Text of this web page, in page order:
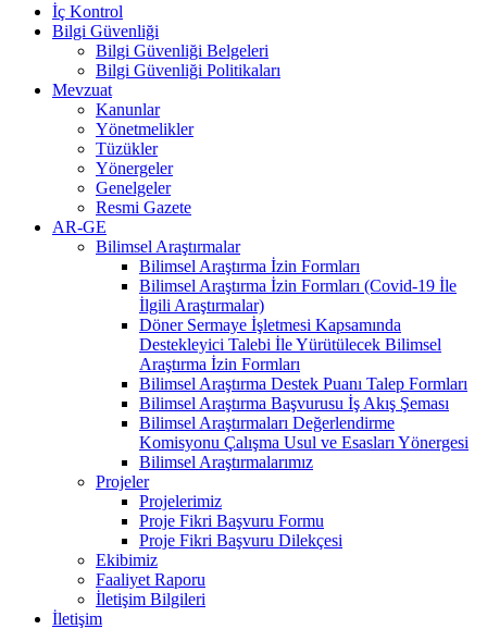
İç Kontrol
Bilgi Güvenliği
Bilgi Güvenliği Belgeleri
Bilgi Güvenliği Politikaları
Mevzuat
Kanunlar
Yönetmelikler
Tüzükler
Yönergeler
Genelgeler
Resmi Gazete
AR-GE
Bilimsel Araştırmalar
Bilimsel Araştırma İzin Formları
Bilimsel Araştırma İzin Formları (Covid-19 İle
İlgili Araştırmalar)
Döner Sermaye İşletmesi Kapsamında
Destekleyici Talebi İle Yürütülecek Bilimsel
Araştırma İzin Formları
Bilimsel Araştırma Destek Puanı Talep Formları
Bilimsel Araştırma Başvurusu İş Akış Şeması
Bilimsel Araştırmaları Değerlendirme
Komisyonu Çalışma Usul ve Esasları Yönergesi
Bilimsel Araştırmalarımız
Projeler
Projelerimiz
Proje Fikri Başvuru Formu
Proje Fikri Başvuru Dilekçesi
Ekibimiz
Faaliyet Raporu
İletişim Bilgileri
İletişim